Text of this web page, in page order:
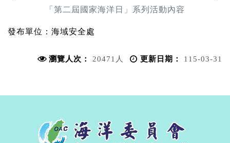
「第二屆國家海洋日」系列活動內容
發布單位： 海域安全處
瀏覽人次： 20471人 更新日期： 115-03-31